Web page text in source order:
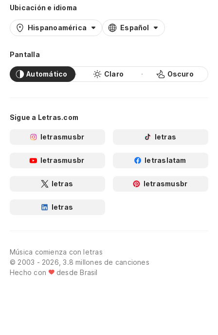
Ubicación e idioma
Hispanoamérica Español
Pantalla
Automático Claro Oscuro
Sigue a Letras.com
letrasmusbr letras
letrasmusbr letraslatam
letras letrasmusbr
letras
Música comienza con letras
© 2003 - 2026, 3.8 millones de canciones
Hecho con
desde Brasil